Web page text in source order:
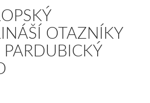
OTAZNÍKY
PARDUBICKÝ